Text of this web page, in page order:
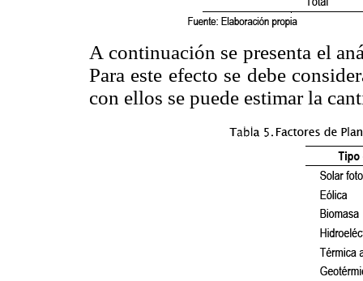
A continuación se presenta el
Para este efecto se debe
con ellos se puede estimar la